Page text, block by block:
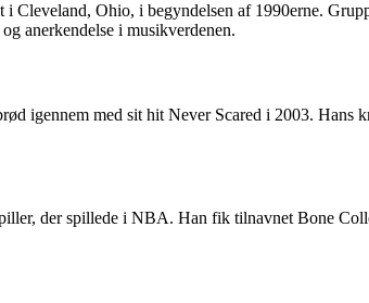
Cleveland, Ohio, i begyndelsen af 1990erne.
anerkendelse i musikverdenen.
igennem med sit hit Never Scared i 2003. Hans
der spillede i NBA. Han fik tilnavnet Bone